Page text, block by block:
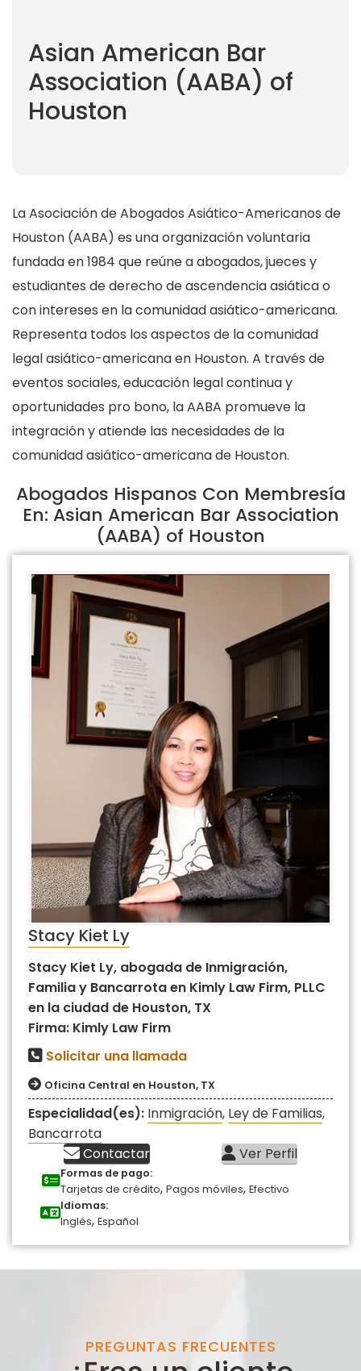
Asian American Bar
Association (AABA) of
Houston
La Asociación de Abogados Asiático-Americanos de
Houston (AABA) es una organización voluntaria
fundada en 1984 que reúne a abogados, jueces y
estudiantes de derecho de ascendencia asiática o
con intereses en la comunidad asiático-americana.
Representa todos los aspectos de la comunidad
legal asiático-americana en Houston. A través de
eventos sociales, educación legal continua y
oportunidades pro bono, la AABA promueve la
integración y atiende las necesidades de la
comunidad asiático-americana de Houston.
Abogados Hispanos Con Membresía
En: Asian American Bar Association
(AABA) of Houston
Stacy Kiet Ly
Stacy Kiet Ly, abogada de Inmigración,
Familia y Bancarrota en Kimly Law Firm, PLLC
en la ciudad de Houston, TX
Firma: Kimly Law Firm
Solicitar una llamada
Oficina Central en Houston, TX
Especialidad(es): Inmigración, Ley de Familias,
Bancarrota
Contactar
Ver Perfil
Formas de pago:
Tarjetas de crédito, Pagos móviles, Efectivo
Idiomas:
Inglés, Español
PREGUNTAS FRECUENTES